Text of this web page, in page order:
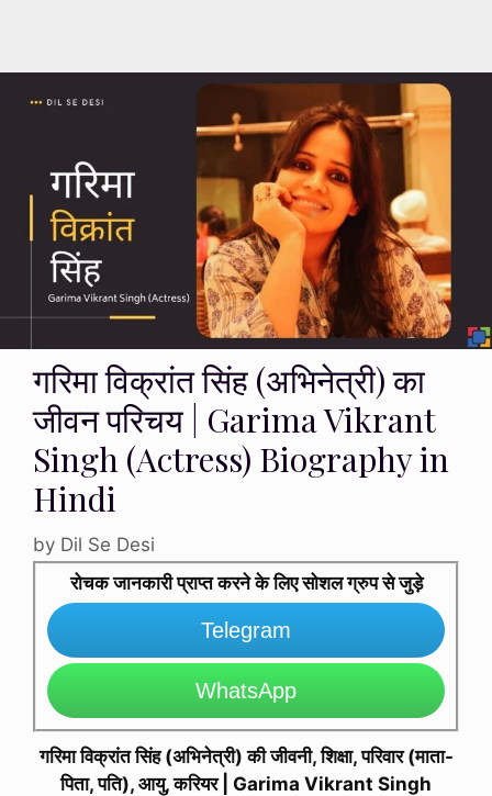
गरिमा विक्रांत सिंह (अभिनेत्री) का
जीवन परिचय | Garima Vikrant
Singh (Actress) Biography in
Hindi
by Dil Se Desi
रोचक जानकारी प्राप्त करने के लिए सोशल ग्रुप से जुड़े
Telegram
WhatsApp
गरिमा विक्रांत सिंह (अभिनेत्री) की जीवनी, शिक्षा, परिवार (माता-
पिता, पति), आयु, करियर | Garima Vikrant Singh